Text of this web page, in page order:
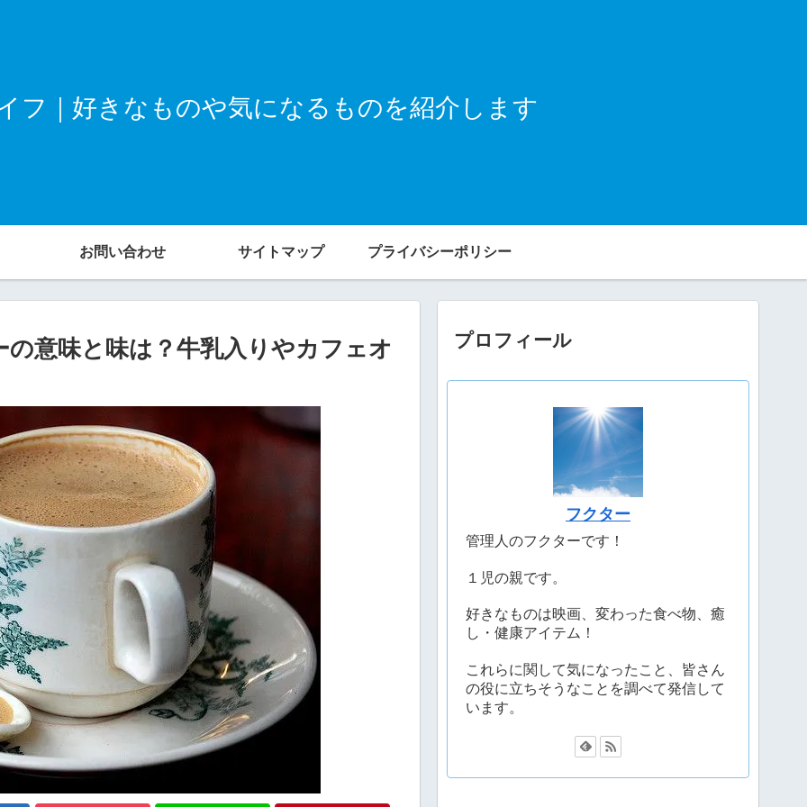
フ｜好きなものや気になるものを紹介します
お問い合わせ サイトマップ プライバシーポリシー
意味と味は？牛乳入りやカフェオ プロフィール
フクター
管理人のフクターです！
１児の親です。
好きなものは映画、変わった食べ物、癒
し・健康アイテム！
これらに関して気になったこと、皆さん
の役に立ちそうなことを調べて発信して
います。